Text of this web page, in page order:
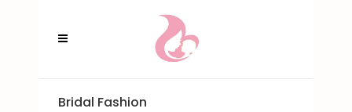
Bridal Fashion